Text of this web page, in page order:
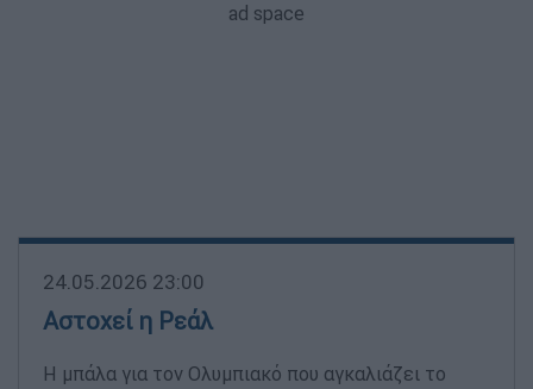
24.05.2026 23:00
Αστοχεί η Ρεάλ
Η μπάλα για τον Ολυμπιακό που αγκαλιάζει το